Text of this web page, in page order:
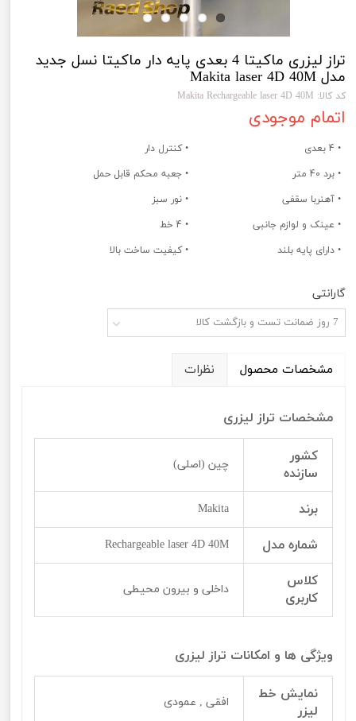
تراز لیزری ماکیتا 4 بعدی پایه دار ماکیتا نسل جدید
مدل Makita laser 4D 40M
کد کالا: Makita Rechargeable laser 4D 40M
اتمام موجودی
• 4 بعدی
• کنترل دار
• برد 40 متر
• جعبه محکم قابل حمل
• آهنربا سقفی
• نور سبز
• عینک و لوازم جانبی
• 4 خط
• دارای پایه بلند
• کیفیت ساخت بالا
گارانتی
7 روز ضمانت تست و بازگشت کالا
مشخصات محصول نظرات
مشخصات تراز لیزری
کشور
سازنده
چین (اصلی)
برند Makita
شماره مدل Rechargeable laser 4D 40M
کلاس
کاربری
داخلی و بیرون محیطی
ویژگی ها و امکانات تراز لیزری
نمایش خط
لیزر
افقی , عمودی